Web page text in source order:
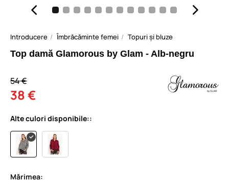
Introducere Îmbrăcăminte femei Topuri și bluze
Top damă Glamorous by Glam - Alb-negru
54 €
38 €
Alte culori disponibile::
Mărimea: